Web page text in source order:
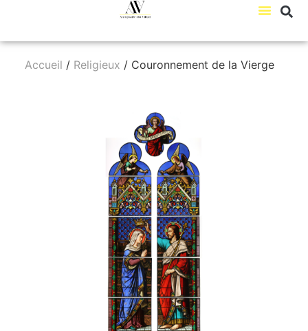
Accueil / Religieux / Couronnement de la Vierge